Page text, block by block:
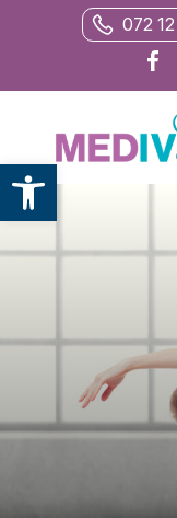
Otvori alatnu traku
072 12